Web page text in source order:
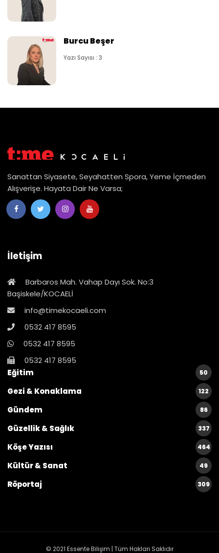
Burcu Beşer
Yazı Sayısı : 3
Sanattan Siyasete, Seyahatten Spora, Yeme İçmeden
Alışverişe. Hayata Dair Ne Varsa;
İletişim
Barbaros Mah. Vahap Dayı Sok. No:3
Başiskele/KOCAELİ
info@timekocaeli.com
0532 417 8595
0532 417 8595
0532 417 8595
Eğitim
50
Gezi & Konaklama 122
Gündem 86
Güzellik & Sağlık 337
Köşe Yazısı 464
Kültür & Sanat 49
Röportaj 309
© 2021 Essente Bilişim | Tüm Hakları Saklıdır